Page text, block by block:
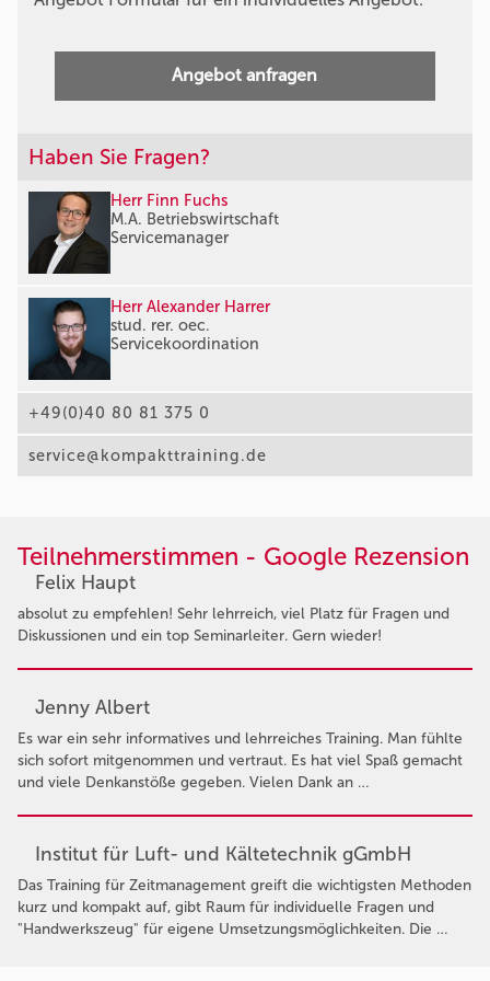
Angebot anfragen
Haben Sie Fragen?
Herr Finn Fuchs
M.A. Betriebswirtschaft
Servicemanager
Herr Alexander Harrer
stud. rer. oec.
Servicekoordination
+49(0)40 80 81 375 0
service@kompakttraining.de
Teilnehmerstimmen - Google Rezension
Felix Haupt
absolut zu empfehlen! Sehr lehrreich, viel Platz für Fragen und
Diskussionen und ein top Seminarleiter. Gern wieder!
Jenny Albert
Es war ein sehr informatives und lehrreiches Training. Man fühlte
sich sofort mitgenommen und vertraut. Es hat viel Spaß gemacht
und viele Denkanstöße gegeben. Vielen Dank an …
Institut für Luft- und Kältetechnik gGmbH
Das Training für Zeitmanagement greift die wichtigsten Methoden
kurz und kompakt auf, gibt Raum für individuelle Fragen und
"Handwerkszeug" für eigene Umsetzungsmöglichkeiten. Die …